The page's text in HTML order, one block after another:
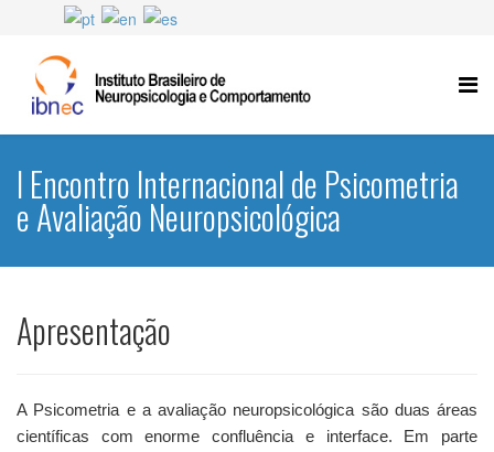
I Encontro Internacional de Psicometria
e Avaliação Neuropsicológica
Apresentação
A Psicometria e a avaliação neuropsicológica são duas áreas
científicas com enorme confluência e interface. Em parte